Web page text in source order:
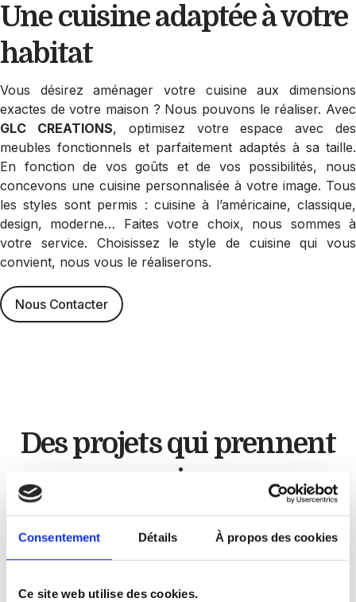
Consentement Détails À propos des cookies
Ce site web utilise des cookies.
Une cuisine adaptéeà votre
habitat
Vous désirez aménager votre cuisine aux dimensions
exactes de votre maison ? Nous pouvons le réaliser. Avec
GLC CREATIONS, optimisez votre espace avec des
meubles fonctionnels et parfaitement adaptés à sa taille.
En fonction de vos goûts et de vos possibilités, nous
concevons une cuisine personnalisée à votre image. Tous
les styles sont permis : cuisine à l’américaine, classique,
design, moderne… Faites votre choix, nous sommes à
votre service. Choisissez le style de cuisine qui vous
convient, nous vous le réaliserons.
Nous Contacter
Des projets quiprennent
vie
ChezGLC Créations, chaque projet est unique.